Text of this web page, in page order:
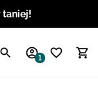
taniej!
1